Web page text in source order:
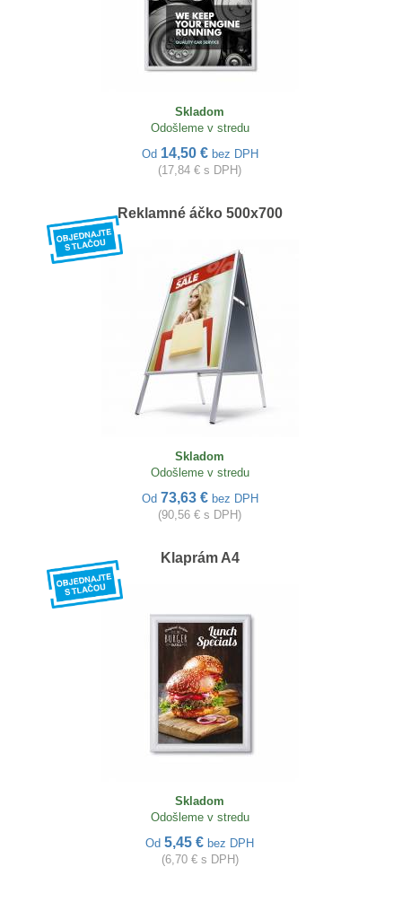
Skladom
Odošleme v stredu
Od 14,50 € bez DPH
(17,84 € s DPH)
Reklamné áčko 500x700
Skladom
Odošleme v stredu
Od 73,63 € bez DPH
(90,56 € s DPH)
Klaprám A4
Skladom
Odošleme v stredu
Od 5,45 € bez DPH
(6,70 € s DPH)